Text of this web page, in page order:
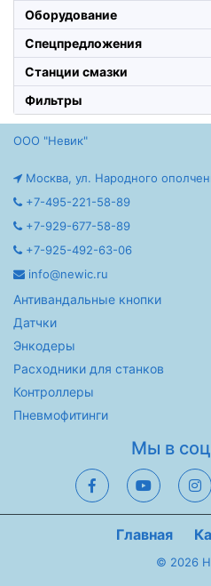
Оборудование
Спецпредложения
Станции смазки
Фильтры
ООО "Невик"
Москва, ул. Народного
+7-495-221-58-89
+7-929-677-58-89
+7-925-492-63-06
info@newic.ru
Антивандальные кнопки
Датчки
Энкодеры
Расходники для станков
Контроллеры
Пневмофитинги
Мы в
Главная
© 2026